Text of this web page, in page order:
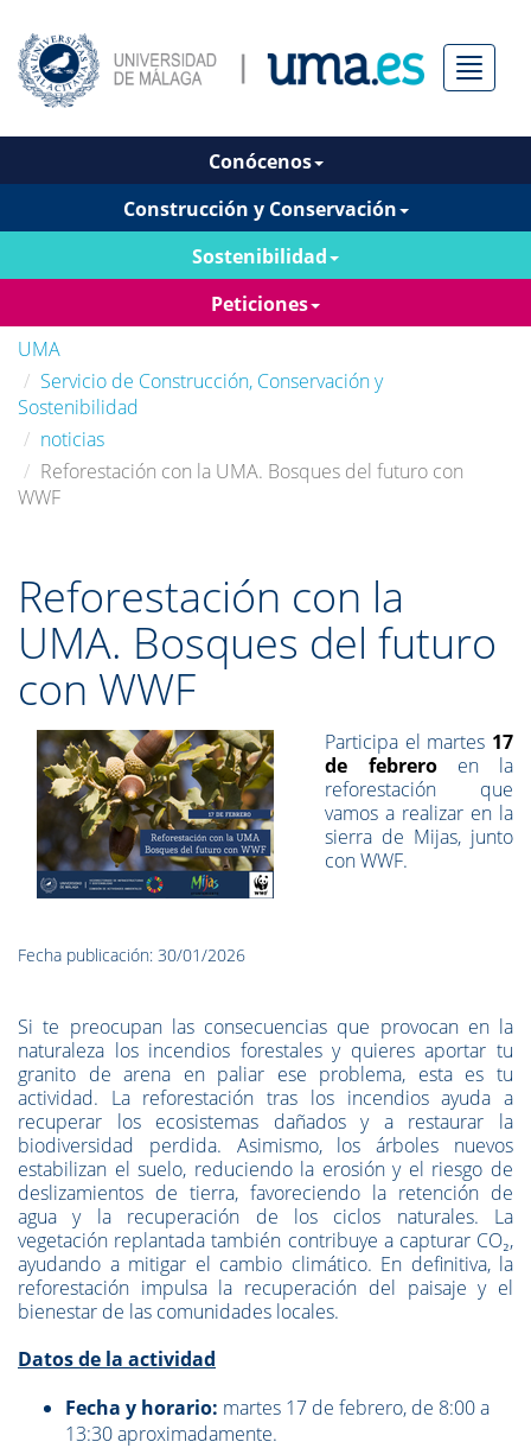
Menú
Conócenos
Construcción y Conservación
Sostenibilidad
Peticiones
UMA
Servicio de Construcción, Conservación y
Sostenibilidad
noticias
Reforestación con la UMA. Bosques del futuro con
WWF
Reforestación con la
UMA. Bosques del futuro
con WWF
Participa el martes 17
de febreroen la
reforestación que
vamos a realizar en la
sierra de Mijas, junto
con WWF.
Fecha publicación: 30/01/2026
Si te preocupan las consecuencias que provocan en la
naturaleza los incendios forestales y quieres aportar tu
granito de arena en paliar ese problema, esta es tu
actividad. La reforestación tras los incendios ayuda a
recuperar los ecosistemas dañados y a restaurar la
biodiversidad perdida. Asimismo, los árboles nuevos
estabilizan el suelo, reduciendo la erosión y el riesgo de
deslizamientos de tierra, favoreciendo la retención de
agua y la recuperación de los ciclos naturales. La
vegetación replantada también contribuye a capturar CO₂,
ayudando a mitigar el cambio climático. En definitiva, la
reforestación impulsa la recuperación del paisaje y el
bienestar de las comunidades locales.
Datos de la actividad
Fecha y horario: martes 17 de febrero, de 8:00 a
13:30 aproximadamente.